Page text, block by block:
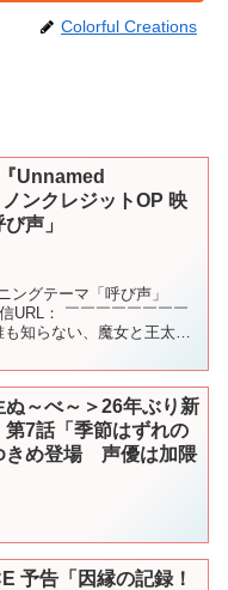
Colorful Creations
Unnamed
ンクレジットOP 映
声」
ングテーマ「呼び声」
URL： ￣￣￣￣￣￣￣￣
知らない、魔女と王太子
ぬ～べ～＞26年ぶり新
7話「季節はずれの
め登場 声優は加隈
予告「因縁の記録！